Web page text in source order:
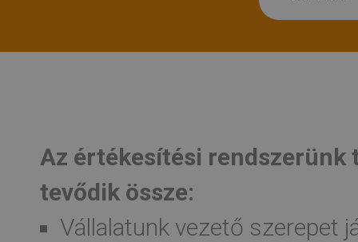
Az értékesítési rendszerünk
tevődik össze:
Vállalatunk vezető szerepet